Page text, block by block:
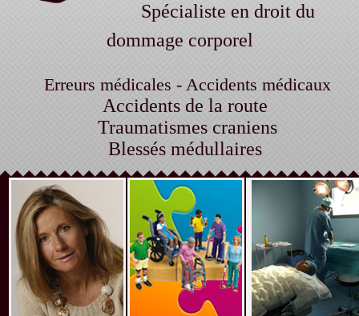
Spécialiste en droit du
dommage corporel
Erreurs médicales - Accidents médicaux
Accidents de la route
Traumatismes craniens
Blessés médullaires